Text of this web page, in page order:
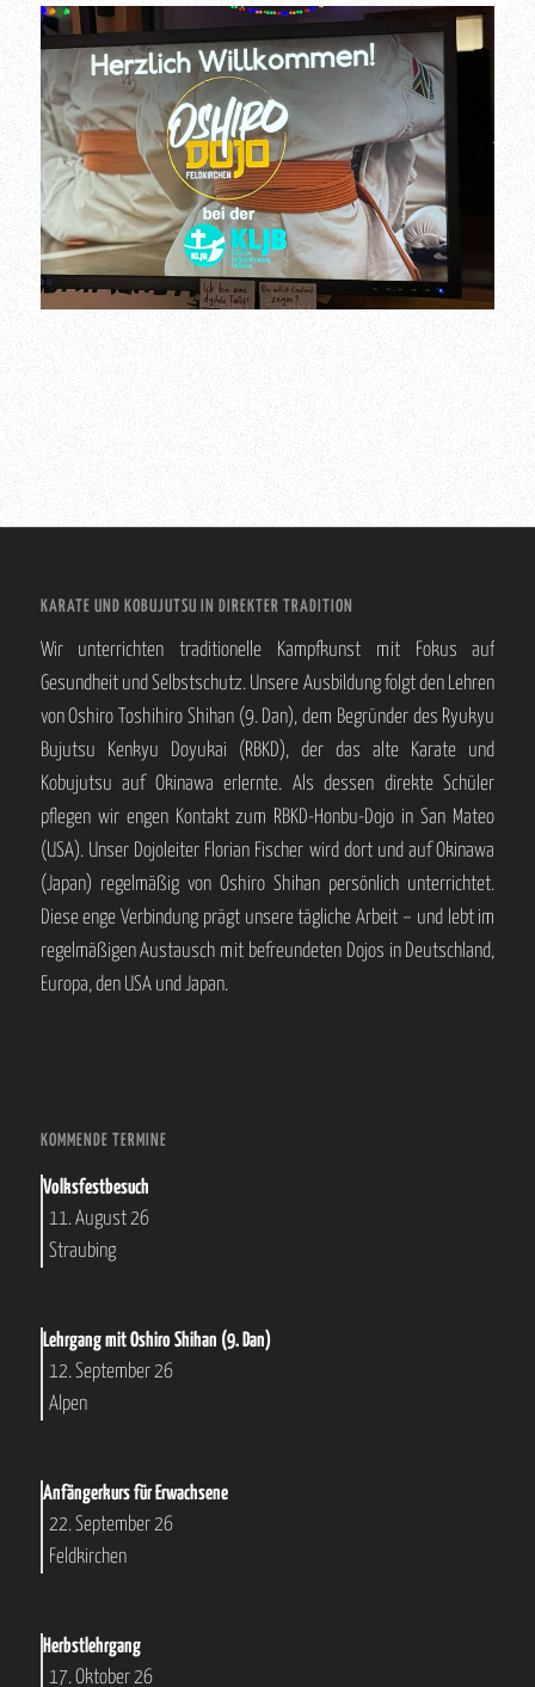
KARATE UND KOBUJUTSU IN DIREKTER TRADITION
Wir unterrichten traditionelle Kampfkunst mit Fokus auf
Gesundheit und Selbstschutz. Unsere Ausbildung folgt den Lehren
von Oshiro Toshihiro Shihan (9. Dan), dem Begründer des Ryukyu
Bujutsu Kenkyu Doyukai (RBKD), der das alte Karate und
Kobujutsu auf Okinawa erlernte. Als dessen direkte Schüler
pflegen wir engen Kontakt zum RBKD-Honbu-Dojo in San Mateo
(USA). Unser Dojoleiter Florian Fischer wird dort und auf Okinawa
(Japan) regelmäßig von Oshiro Shihan persönlich unterrichtet.
Diese enge Verbindung prägt unsere tägliche Arbeit – und lebt im
regelmäßigen Austausch mit befreundeten Dojos in Deutschland,
Europa, den USA und Japan.
KOMMENDE TERMINE
Volksfestbesuch
11. August 26
Straubing
Lehrgang mit Oshiro Shihan (9. Dan)
12. September 26
Alpen
Anfängerkurs für Erwachsene
22. September 26
Feldkirchen
Herbstlehrgang
17. Oktober 26